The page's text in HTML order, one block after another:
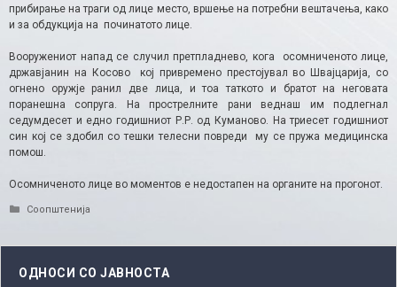
прибирање на траги од лице место, вршење на потребни вештачења, како
и за обдукција на починатото лице.
Вооружениот напад се случил претпладнево, кога осомниченото лице,
државјанин на Косово кој привремено престојувал во Швајцарија, со
огнено оружје ранил две лица, и тоа таткото и братот на неговата
поранешна сопруга. На прострелните рани веднаш им подлегнал
седумдесет и едно годишниот Р.Р. од Куманово. На триесет годишниот
син кој се здобил со тешки телесни повреди му се пружа медицинска
помош.
Осомниченото лице во моментов е недостапен на органите на прогонот.
Categories
Соопштенија
ОДНОСИ СО ЈАВНОСТА